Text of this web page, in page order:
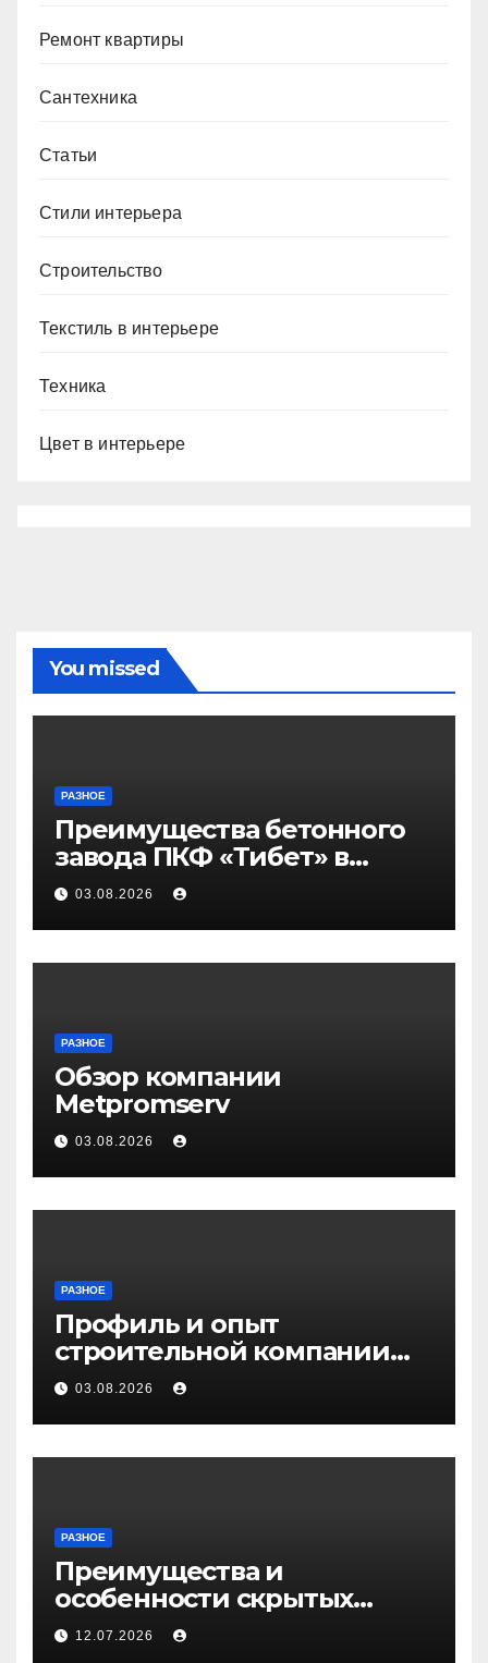
Ремонт квартиры
Сантехника
Статьи
Стили интерьера
Строительство
Текстиль в интерьере
Техника
Цвет в интерьере
You missed
РАЗНОЕ
Преимущества бетонного
завода ПКФ «Тибет» в
Волгограде и Волжском
03.08.2026
РАЗНОЕ
Обзор компании
Metpromserv
03.08.2026
РАЗНОЕ
Профиль и опыт
строительной компании
Медичи
03.08.2026
РАЗНОЕ
Преимущества и
особенности скрытых
дверей
12.07.2026